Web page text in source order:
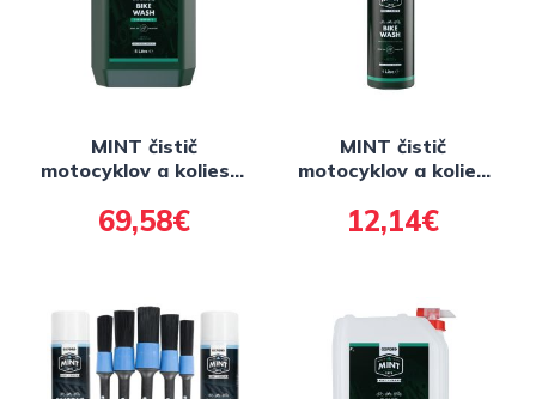
MINT čistič
motocyklov a kolies v
5 l
69,58€
MINT čistič
motocyklov a kolies
rozprašovačem 1 l
12,14€